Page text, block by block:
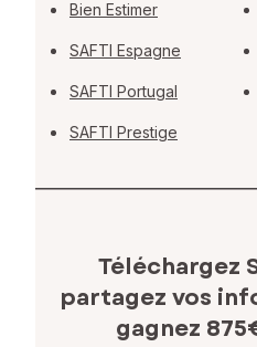
Bien Estimer
SAFTI Espagne
SAFTI Portugal
SAFTI Prestige
Téléchargez
partagez vos
gagnez